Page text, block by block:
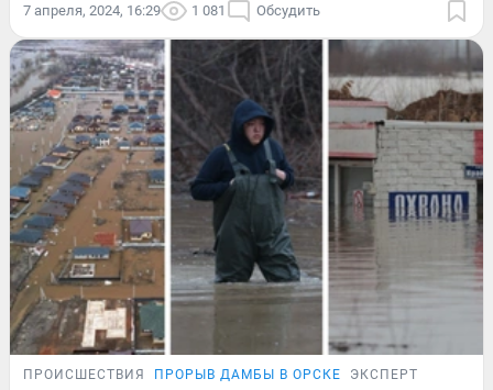
7 апреля, 2024, 16:29 1 081 Обсудить
ПРОИСШЕСТВИЯ ПРОРЫВ ДАМБЫ В ОРСКЕ ЭКСПЕРТ